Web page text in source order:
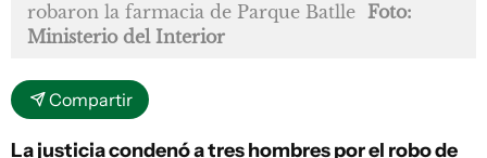
robaron la farmacia de Parque Batlle Foto:
Ministerio del Interior
Compartir
La justicia condenó a tres hombres por el robo de